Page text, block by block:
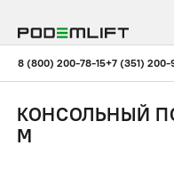
8 (800) 200-78-15+7 (351)
КОНСОЛЬНЫЙ
М